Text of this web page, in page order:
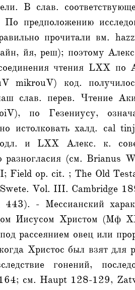
В слав.
предположению
прочитали вм.
йя, реш); поэтому
чтения LXX по
mikrouV) код.
слав. перев. Чтение
по Гезениусу,
истолковать халд. cal
и LXX Алекс. к.
разногласия (см. Brianus
Field op. cit. ; The Old
Vol. III. Cambridge
- Мессианский
Иисусом Христом (Мф
рассеянием овец или
Христос был взят для
гонений,
см. Haupt 128-129,